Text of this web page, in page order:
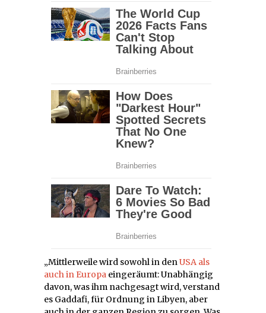
„Mittlerweile wird sowohl in denUSA als
auch in Europa eingeräumt: Unabhängig
davon, was ihm nachgesagt wird, verstand
es Gaddafi, für Ordnung in Libyen, aber